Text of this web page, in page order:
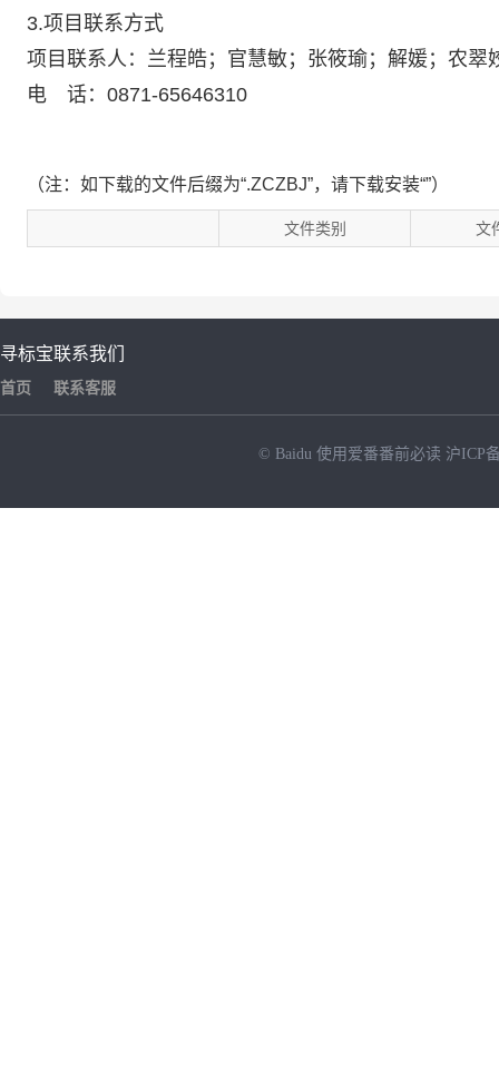
3.项目联系方式
项目联系人：兰程皓；官慧敏；张筱瑜；解媛；农翠
电 话：0871-65646310
（注：如下载的文件后缀为“.ZCZBJ”，请下载安装“”）
文件类别 文
寻标宝
首页
联系我们
联系客服
© Baidu 使用爱番番前必读 沪ICP